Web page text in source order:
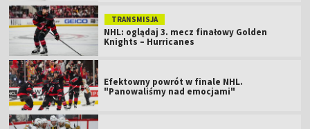
TRANSMISJA
NHL: oglądaj 3. mecz finałowy Golden
Knights – Hurricanes
Efektowny powrót w finale NHL.
"Panowaliśmy nad emocjami"